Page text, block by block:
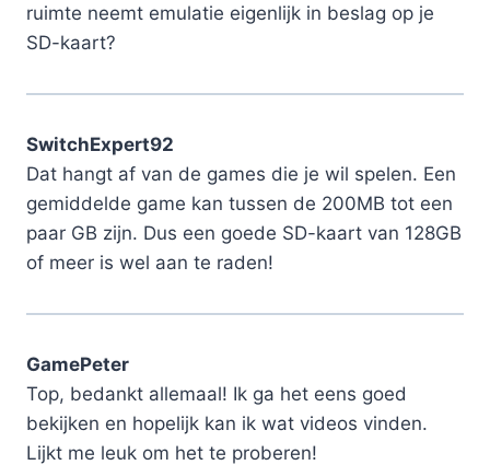
ruimte neemt emulatie eigenlijk in beslag op je
SD-kaart?
SwitchExpert92
Dat hangt af van de games die je wil spelen. Een
gemiddelde game kan tussen de 200MB tot een
paar GB zijn. Dus een goede SD-kaart van 128GB
of meer is wel aan te raden!
GamePeter
Top, bedankt allemaal! Ik ga het eens goed
bekijken en hopelijk kan ik wat videos vinden.
Lijkt me leuk om het te proberen!